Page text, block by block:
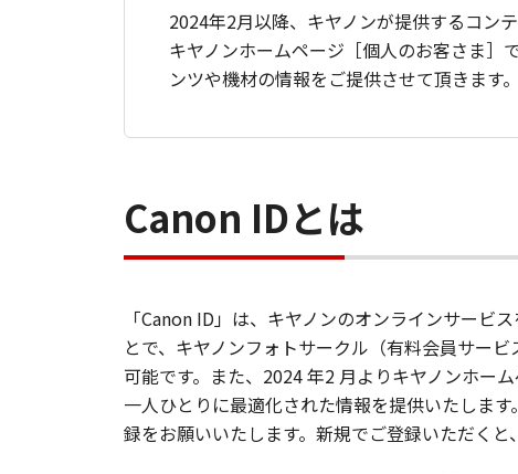
2024年2月以降、キヤノンが提供するコン
キヤノンホームページ［個人のお客さま］
ンツや機材の情報をご提供させて頂きます。
Canon IDとは
「Canon ID」は、キヤノンのオンラインサービ
とで、キヤノンフォトサークル（有料会員サー
可能です。また、2024 年2 月よりキヤノンホー
一人ひとりに最適化された情報を提供いたしま
録をお願いいたします。新規でご登録いただく